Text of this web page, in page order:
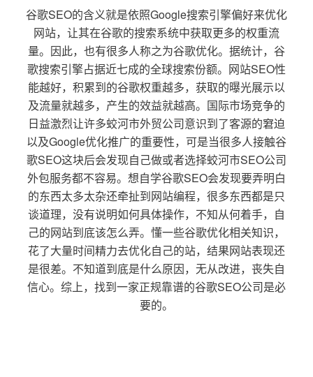
谷歌SEO的含义就是依照Google搜索引擎偏好来优化
网站，让其在谷歌的搜索系统中获取更多的权重流
量。因此，也有很多人称之为谷歌优化。据统计，谷
歌搜索引擎占据近七成的全球搜索份额。网站SEO性
能越好，积累到的谷歌权重越多，获取的曝光展示以
及流量就越多，产生的效益就越高。国际市场竞争的
日益激烈让许多蛟河市外贸公司意识到了客源的窘迫
以及Google优化推广的重要性，可是当很多人接触谷
歌SEO这块后会发现自己做或者选择蛟河市SEO公司
外包服务都不容易。想自学谷歌SEO会发现要弄明白
的东西太多太杂还牵扯到网站编程，很多东西都是只
谈道理，没有说明如何具体操作，不知从何着手，自
己的网站到底该怎么弄。懂一些谷歌优化相关知识，
花了大量时间精力去优化自己的站，结果网站表现还
是很差。不知道到底是什么原因，无从改进，丧失自
信心。综上，找到一家正规靠谱的谷歌SEO公司是必
要的。